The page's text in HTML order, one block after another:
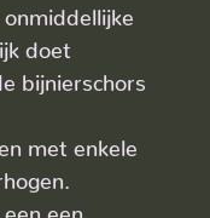
doet
bijnierschors
met enkele
een